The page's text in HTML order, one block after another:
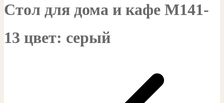
Стол для дома и кафе М141-
13 цвет: серый